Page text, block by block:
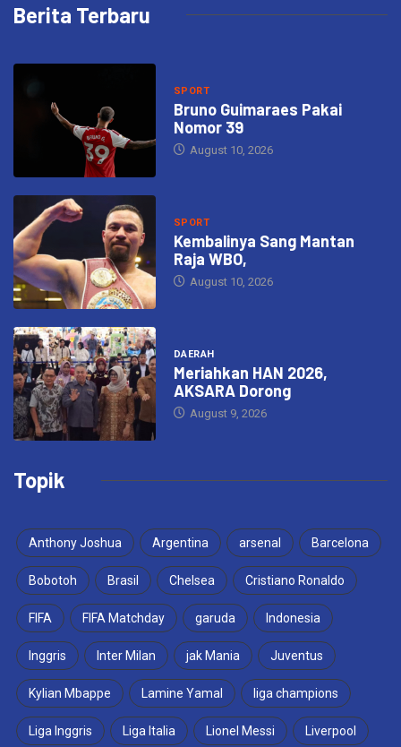
Berita Terbaru
SPORT
Bruno Guimaraes Pakai
Nomor 39
August 10, 2026
SPORT
Kembalinya Sang Mantan
Raja WBO,
August 10, 2026
DAERAH
Meriahkan HAN 2026,
AKSARA Dorong
August 9, 2026
Topik
Anthony Joshua Argentina arsenal Barcelona
Bobotoh Brasil Chelsea Cristiano Ronaldo
FIFA FIFA Matchday garuda Indonesia
Inggris Inter Milan jak Mania Juventus
Kylian Mbappe Lamine Yamal liga champions
Liga Inggris Liga Italia Lionel Messi Liverpool